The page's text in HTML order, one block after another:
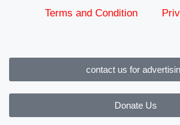
Terms and Condition
contact us for
Donate Us